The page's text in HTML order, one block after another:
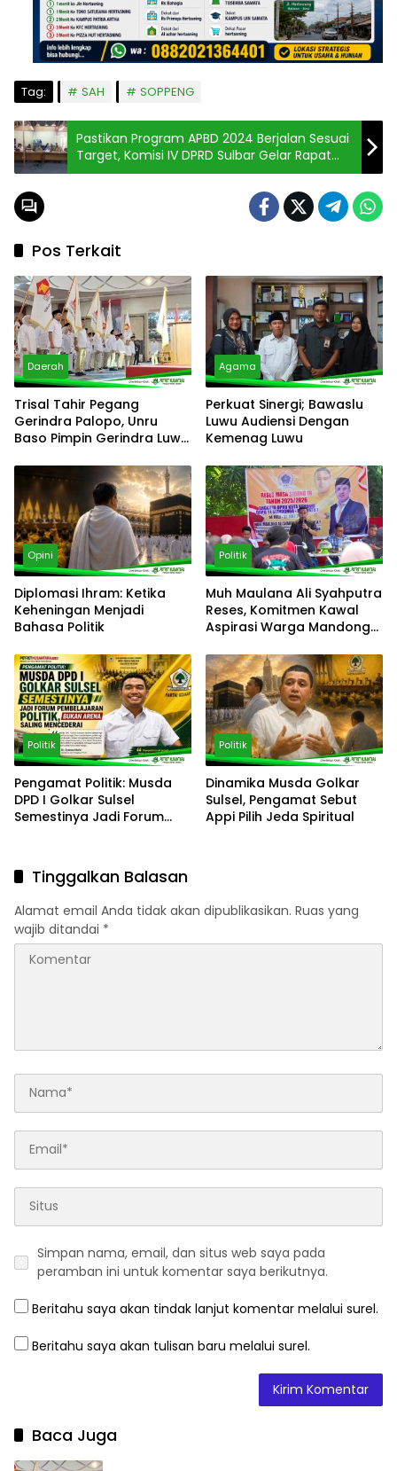
Tag: SAH SOPPENG
Pastikan Program APBD 2024 Berjalan Sesuai
Target, Komisi IV DPRD Sulbar Gelar Rapat
Monev
Pos Terkait
Daerah
Trisal Tahir Pegang
Gerindra Palopo, Unru
Baso Pimpin Gerindra Luwu
Agama
Perkuat Sinergi; Bawaslu
Luwu Audiensi Dengan
Kemenag Luwu
Opini
Diplomasi Ihram: Ketika
Keheningan Menjadi
Bahasa Politik
Politik
‎Muh Maulana Ali Syahputra
Reses, Komitmen Kawal
Aspirasi Warga Mandonga
Politik
Pengamat Politik: Musda
DPD I Golkar Sulsel
Semestinya Jadi Forum
Politik
Dinamika Musda Golkar
Sulsel, Pengamat Sebut
Appi Pilih Jeda Spiritual
Tinggalkan Balasan
Alamat email Anda tidak akan dipublikasikan. Ruas yang
wajib ditandai *
Simpan nama, email, dan situs web saya pada
peramban ini untuk komentar saya berikutnya.
Beritahu saya akan tindak lanjut komentar melalui surel.
Beritahu saya akan tulisan baru melalui surel.
Baca Juga